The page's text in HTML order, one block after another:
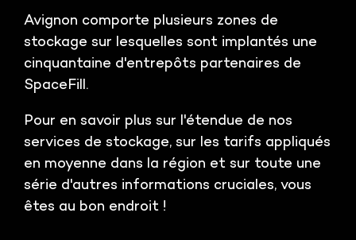
Avignon comporte plusieurs zones de
stockage sur lesquelles sont implantés une
cinquantaine d'entrepôts partenaires de
SpaceFill.
Pour en savoir plus sur l'étendue de nos
services de stockage, sur les tarifs appliqués
en moyenne dans la région et sur toute une
série d'autres informations cruciales, vous
êtes au bon endroit !